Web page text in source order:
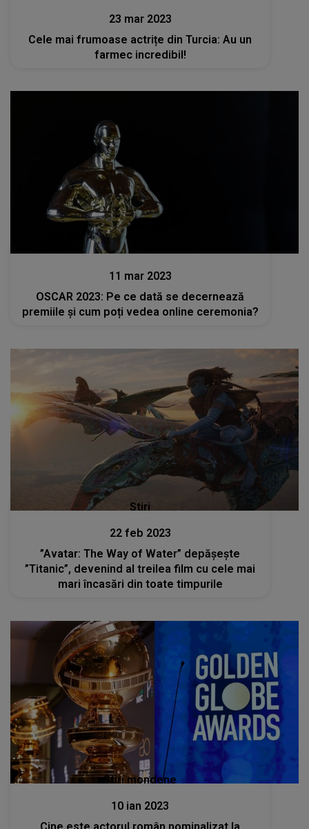
23 mar 2023
Cele mai frumoase actrițe din Turcia: Au un
farmec incredibil!
11 mar 2023
OSCAR 2023: Pe ce dată se decernează
premiile și cum poți vedea online ceremonia?
Stiri
22 feb 2023
”Avatar: The Way of Water” depășește
”Titanic”, devenind al treilea film cu cele mai
mari încasări din toate timpurile
Stiri mondene
10 ian 2023
Cine este actorul român nominalizat la